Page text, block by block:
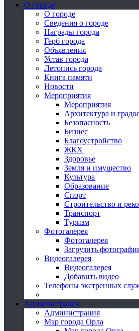
О городе
О городе
Сведения о городе
Награды города
Герб города
Объявления
Устав города
Летопись города
Книга памяти
Новости
Мероприятия
Мероприятия
Архитектура и
Безопасность
Бизнес
Благоустройство
ЖКХ
Здоровье
Земля и имущество
Культура
Образование
Спорт
Строительство и
Транспорт
Туризм
Фотогалерея
Фотогалерея
Загрузить
Видеогалерея
Видеогалерея
Добавить видео
Телефоны экстренных
Администрация
Администрация
Мэр города Орла